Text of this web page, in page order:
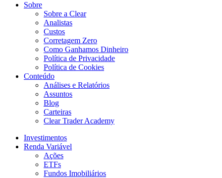
Sobre
Sobre a Clear
Analistas
Custos
Corretagem Zero
Como Ganhamos Dinheiro
Política de Privacidade
Política de Cookies
Conteúdo
Análises e Relatórios
Assuntos
Blog
Carteiras
Clear Trader Academy
Investimentos
Renda Variável
Ações
ETFs
Fundos Imobiliários